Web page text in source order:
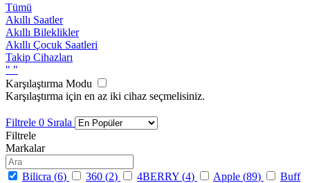
Tümü
Akıllı Saatler
Akıllı Bileklikler
Akıllı Çocuk Saatleri
Takip Cihazları
" "
Karşılaştırma Modu
Karşılaştırma için en az iki cihaz seçmelisiniz.
Filtrele 0 Sırala
Filtrele
Markalar
Bilicra (6) 360 (2) 4BERRY (4) Apple (89)
Buff